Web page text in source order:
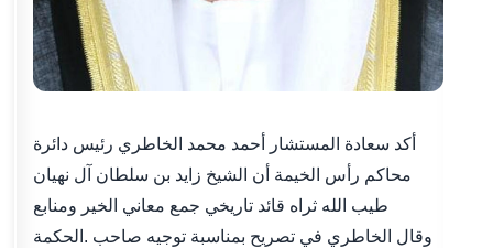
أكد سعادة المستشار أحمد محمد الخاطري رئيس دائرة
محاكم رأس الخيمة أن الشيخ زايد بن سلطان آل نهيان
طيب الله ثراه قائد تاريخي جمع معاني الخير ومنابع
الحكمة. ‎وقال الخاطري في تصريح بمناسبة توجيه صاحب